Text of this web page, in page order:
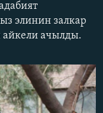
элинин залкар
айкели ачылды.